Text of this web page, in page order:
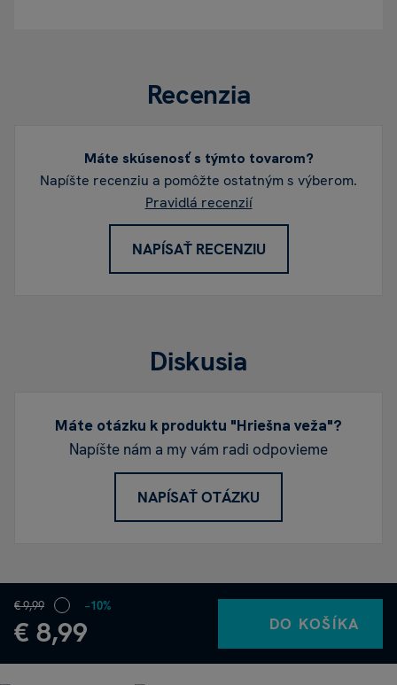
Recenzia
Máte skúsenosť s týmto tovarom?
Napíšte recenziu a pomôžte ostatným s výberom.
Pravidlá recenzií
NAPÍSAŤ RECENZIU
Diskusia
Máte otázku k produktu "Hriešna veža"?
Napíšte nám a my vám radi odpovieme
NAPÍSAŤ OTÁZKU
€ 9,99
€ 8,99
−10%
DO KOŠÍKA